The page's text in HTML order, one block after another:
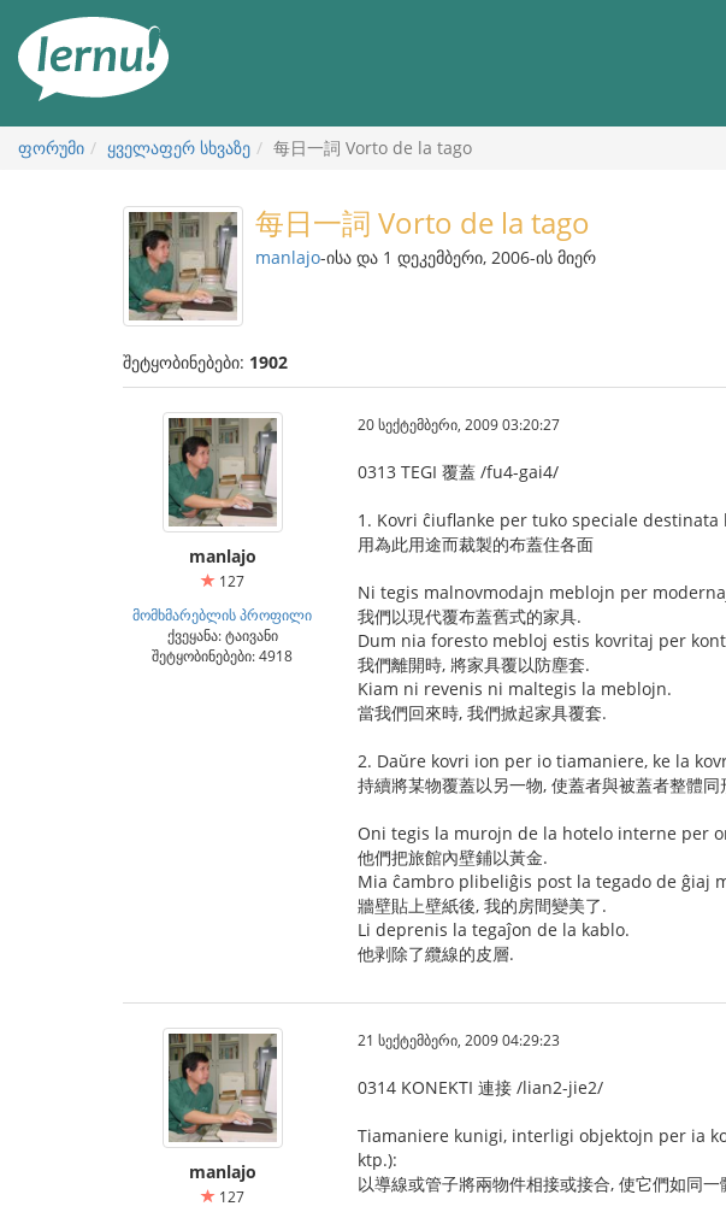
ნახვა
ფორუმი ყველაფერ სხვაზე 每日一詞 Vorto de la tago
每日一詞 Vorto de la tago
manlajo-ისა და 1 დეკემბერი, 2006-ის მიერ
შეტყობინებები: 1902
manlajo
127
მომხმარებლის პროფილი
ქვეყანა: ტაივანი
შეტყობინებები: 4918
20 სექტემბერი, 2009 03:20:27
0313 TEGI 覆蓋 /fu4-gai4/
1. Kovri ĉiuflanke per tuko speciale
用為此用途而裁製的布蓋住各面
Ni tegis malnovmodajn meblojn per
我們以現代覆布蓋舊式的家具.
Dum nia foresto mebloj estis kovritaj per
我們離開時, 將家具覆以防塵套.
Kiam ni revenis ni maltegis la meblojn.
當我們回來時, 我們掀起家具覆套.
2. Daŭre kovri ion per io tiamaniere, ke la
持續將某物覆蓋以另一物, 使蓋者與被蓋者整體
Oni tegis la murojn de la hotelo interne per
他們把旅館內壁鋪以黃金.
Mia ĉambro plibeliĝis post la tegado de ĝiaj
牆壁貼上壁紙後, 我的房間變美了.
Li deprenis la tegaĵon de la kablo.
他剥除了纜線的皮層.
manlajo
127
21 სექტემბერი, 2009 04:29:23
0314 KONEKTI 連接 /lian2-jie2/
Tiamaniere kunigi, interligi objektojn per ia
ktp.):
以導線或管子將兩物件相接或接合, 使它們如同